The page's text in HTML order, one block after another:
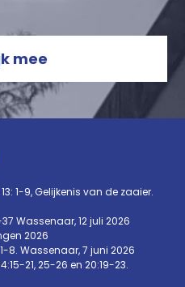
mee
1-9, Gelijkenis van de zaaier.
Wassenaar, 12 juli 2026
2026
8. Wassenaar, 7 juni 2026
21, 25-26 en 20:19-23.